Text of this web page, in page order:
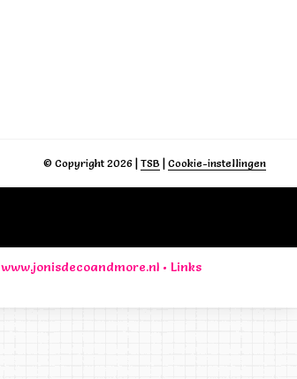
© Copyright 2026 TSB Cookie-instellingen
www.jonisdecoandmore.nl • Links